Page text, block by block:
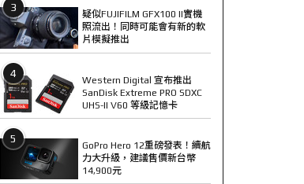
3
疑似FUJIFILM GFX100 II實機
照流出！同時可能會有新的軟
片模擬推出
4
Western Digital 宣布推出
SanDisk Extreme PRO SDXC
UHS-II V60 等級記憶卡
5
GoPro Hero 12重磅發表！續航
力大升級，建議售價新台幣
14,900元